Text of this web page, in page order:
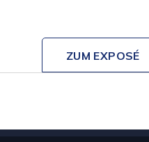
ZUM EXPOSÉ